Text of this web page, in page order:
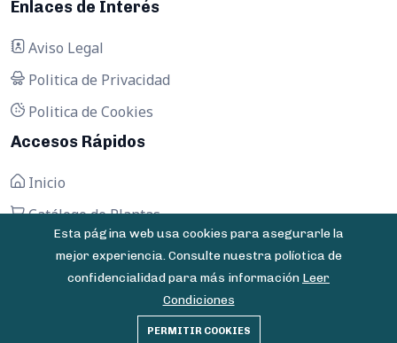
Enlaces de Interés
Aviso Legal
Politica de Privacidad
Politica de Cookies
Accesos Rápidos
Inicio
Catálogo de Plantas
Contactar
© 2025 Vivero Las Fresas - Todos los derechos
Esta página web usa cookies para asegurarle la
mejor experiencia. Consulte nuestra políotica de
confidencialidad para más información Leer
Condiciones
PERMITIR COOKIES